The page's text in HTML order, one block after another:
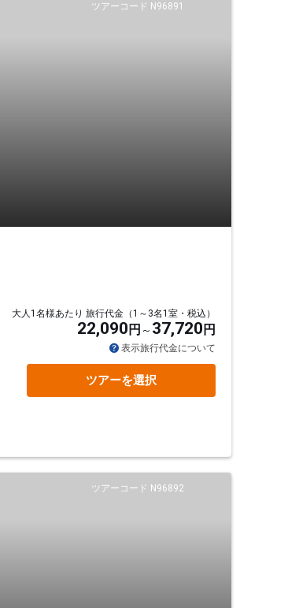
ツアーコード N96891
大人1名様あたり 旅行代金（1～3名1室・税込）
22,090 円 37,720 円
表示旅行代金について
ツアーを選択
ツアーコード N96892